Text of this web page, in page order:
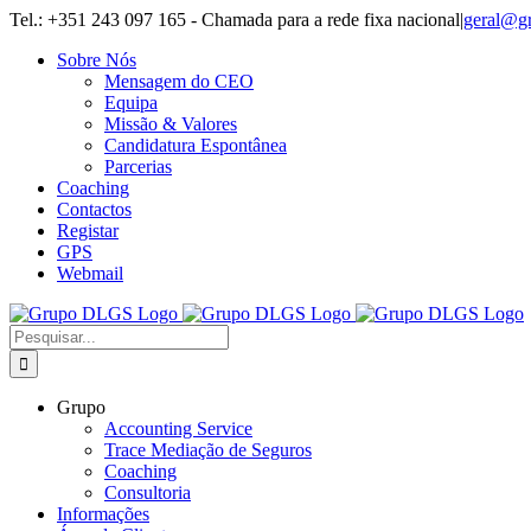
Skip
content
Tel.: +351 243 097 165 - Chamada para a rede fixa nacional|
Sobre Nós
Mensagem do CEO
Equipa
Missão & Valores
Candidatura Espontânea
Parcerias
Coaching
Contactos
Registar
GPS
Webmail
Pesquisar
Grupo
Accounting Service
Trace Mediação de Seguros
Coaching
Consultoria
Informações